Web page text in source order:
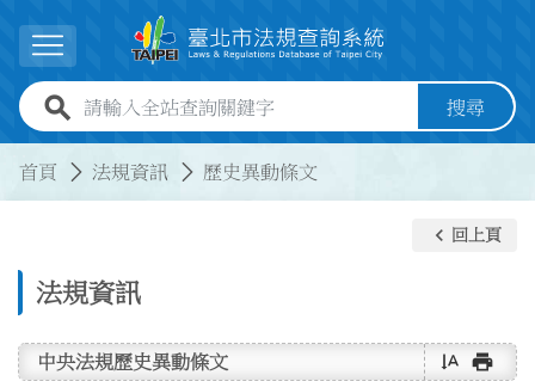
展開選單
全站查詢關鍵字欄位 搜尋
首頁 法規資訊 歷史異動條文
法規資訊
keyboard_arrow_left 回上頁
中央法規歷史異動條文 text_rotate_vertical print